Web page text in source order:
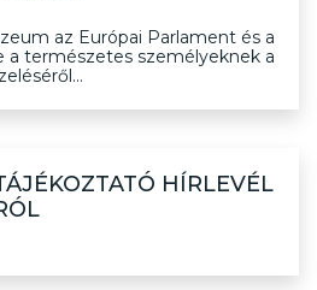
az Európai Parlament és a
a természetes személyeknek a
HÍRLEVÉL